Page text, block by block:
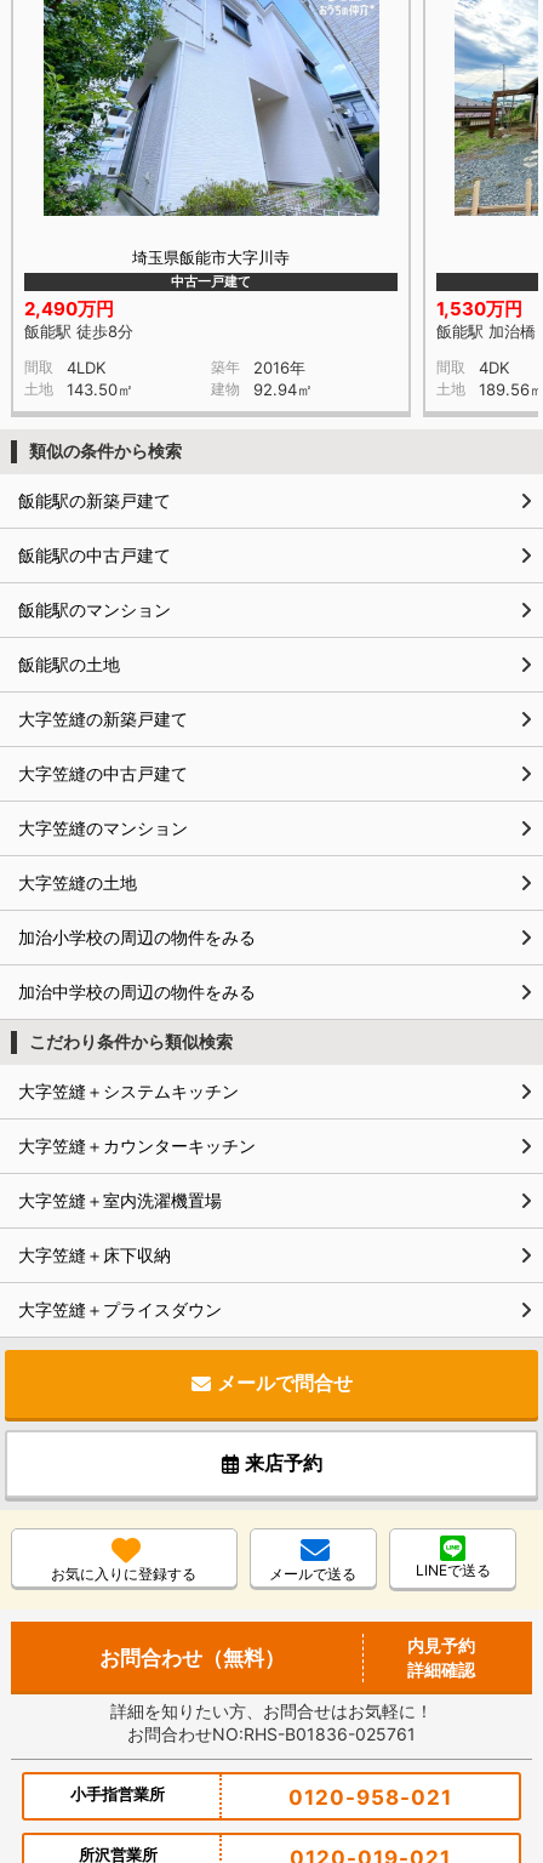
埼玉県飯能市大字川寺
中古一戸建て
2,490万円
飯能駅 徒歩8分
間取 4LDK 築年 2016年
土地 143.50㎡ 建物 92.94㎡
1,530万円
飯能駅 加治橋
間取 4DK
土地 189.56
類似の条件から検索
飯能駅の新築戸建て
飯能駅の中古戸建て
飯能駅のマンション
飯能駅の土地
大字笠縫の新築戸建て
大字笠縫の中古戸建て
大字笠縫のマンション
大字笠縫の土地
加治小学校の周辺の物件をみる
加治中学校の周辺の物件をみる
こだわり条件から類似検索
大字笠縫＋システムキッチン
大字笠縫＋カウンターキッチン
大字笠縫＋室内洗濯機置場
大字笠縫＋床下収納
大字笠縫＋プライスダウン
メールで問合せ
来店予約
お気に入りに登録する メールで送る LINEで送る
お問合わせ（無料）
内見予約
詳細確認
詳細を知りたい方、お問合せはお気軽に！
お問合わせNO:RHS-B01836-025761
小手指営業所 0120-958-021
所沢営業所